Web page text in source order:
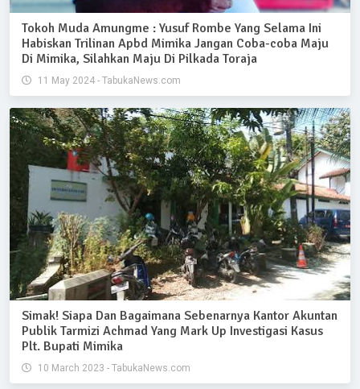
Tokoh Muda Amungme : Yusuf Rombe Yang Selama Ini
Habiskan Trilinan Apbd Mimika Jangan Coba-coba Maju
Di Mimika, Silahkan Maju Di Pilkada Toraja
11 May 2024 - TabukaNews.com
Simak! Siapa Dan Bagaimana Sebenarnya Kantor Akuntan
Publik Tarmizi Achmad Yang Mark Up Investigasi Kasus
Plt. Bupati Mimika
10 March 2023 - TabukaNews.com